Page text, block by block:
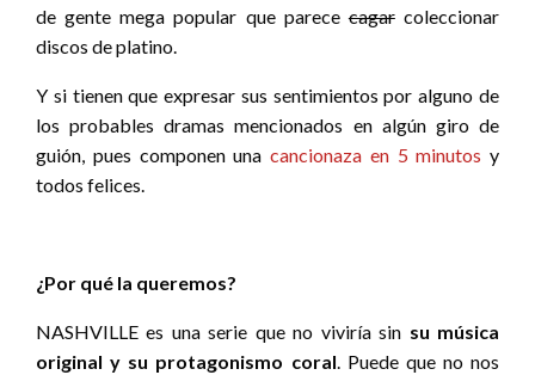
de gente mega popular que parececagarcoleccionar
discos de platino.
Y si tienen que expresar sus sentimientos por alguno de
los probables dramas mencionados en algún giro de
guión, pues componen una cancionaza en 5 minutos y
todos felices.
¿Por qué la queremos?
NASHVILLE es una serie que no viviría sin su música
original y su protagonismo coral. Puede que no nos